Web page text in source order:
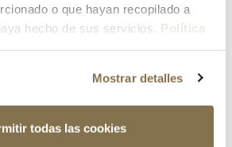
o que hayan recopilado a
hecho de sus servicios. Política
Mostrar detalles
todas las cookies